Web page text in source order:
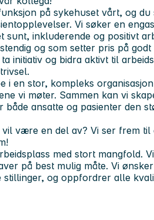
på sykehuset vårt, og
Vi søker en
inkluderende og positivt
og som setter pris på godt
initiativ og bidra aktivt til
i en stor, kompleks
vi møter. Sammen kan vi
både ansatte og pasienter den
være en del av? Vi ser frem
med stort mangfold.
på best mulig måte. Vi
og oppfordrer alle